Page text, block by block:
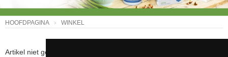
HOOFDPAGINA WINKEL
Artikel niet gevonden!